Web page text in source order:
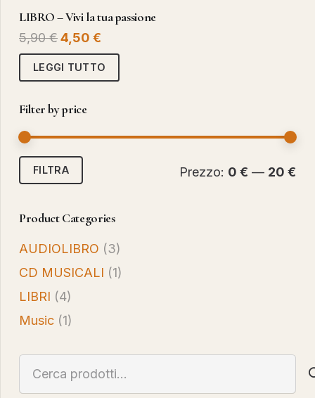
LIBRO – Vivi la tua passione
5,90€Il
prezzo
originale
5,90 €.
4,50 €
prezzo
attuale
LEGGI TUTTO
Filter by price
FILTRA Prezzo: 0 € — 20 €
Product Categories
AUDIOLIBRO (3)
CD MUSICALI (1)
LIBRI (4)
Music (1)